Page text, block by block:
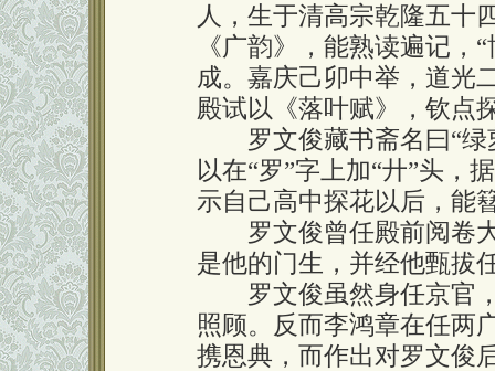
人，生于清高宗乾隆五十
《广韵》，能熟读遍记，
成。嘉庆己卯中举，道光
殿试以《落叶赋》，钦点
罗文俊藏书斋名曰“绿
以在“罗”字上加“廾”头，
示自己高中探花以后，能
罗文俊曾任殿前阅卷大
是他的门生，并经他甄拔
罗文俊虽然身任京官，
照顾。反而李鸿章在任两
携恩典，而作出对罗文俊